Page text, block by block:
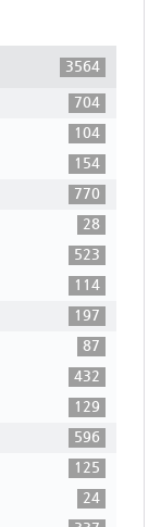
3564
704
104
154
770
28
523
114
197
87
432
129
596
125
24